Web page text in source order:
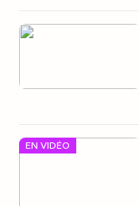
EN VIDÉO